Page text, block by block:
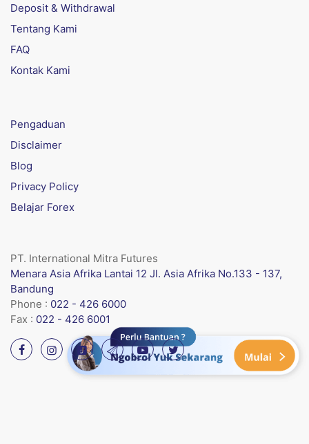
Deposit & Withdrawal
Tentang Kami
FAQ
Kontak Kami
Pengaduan
Disclaimer
Blog
Privacy Policy
Belajar Forex
PT. International Mitra Futures
Menara Asia Afrika Lantai 12 Jl. Asia Afrika No.133 - 137,
Bandung
Phone : 022 - 426 6000
Fax : 022 - 426 6001